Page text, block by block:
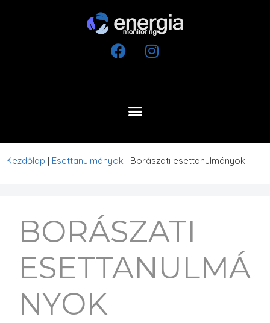
Kezdőlap | Esettanulmányok | Borászati esettanulmányok
BORÁSZATI
ESETTANULMÁ
NYOK